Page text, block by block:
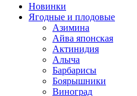
Новинки
Ягодные и плодовые
Азимина
Айва японская
Актинидия
Алыча
Барбарисы
Боярышники
Виноград